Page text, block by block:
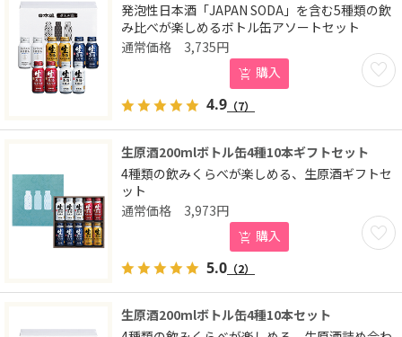
発泡性日本酒「JAPAN SODA」を含む5種類の飲
み比べが楽しめるボトル缶アソートセット
お気
3,735円
購入
4.9 （7）
生原酒200mlボトル缶4種10本ギフトセット
4種類の飲みくらべが楽しめる、生原酒ギフトセ
ット
お気
3,973円
購入
5.0 （2）
生原酒200mlボトル缶4種10本セット